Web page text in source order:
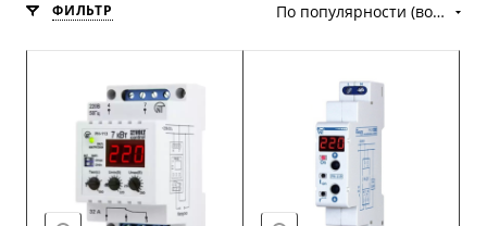
ФИЛЬТР По популярности (возрастание)